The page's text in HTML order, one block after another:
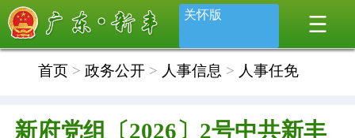
关怀版
首页> 政务公开> 人事信息 > 人事任免
新府党组〔2026〕2号中共新丰